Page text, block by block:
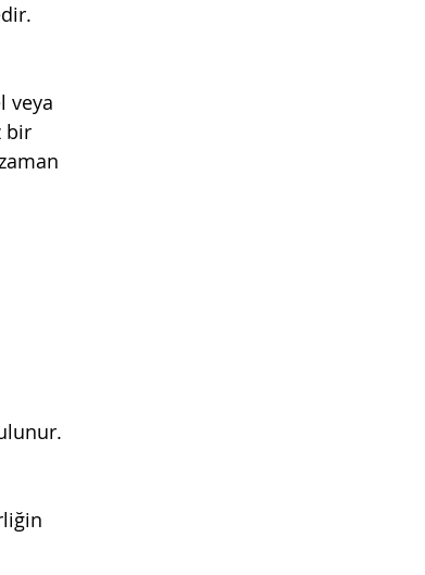
veya
bir